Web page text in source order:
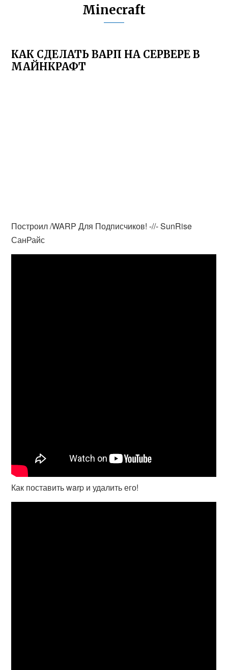
Minecraft
КАК СДЕЛАТЬ ВАРП НА СЕРВЕРЕ В
МАЙНКРАФТ
Построил /WARP Для Подписчиков! -//- SunRise
СанРайс
Как поставить warp и удалить его!